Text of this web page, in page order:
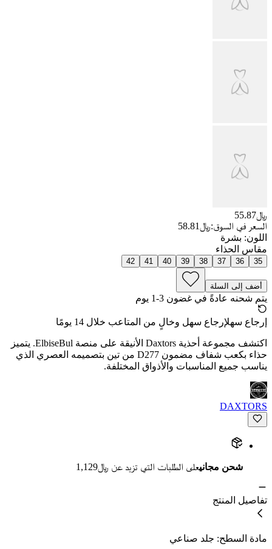
﷼55.87
السعر في السوق:﷼58.81
اللون: بشرة
مقاس الحذاء
35
36
37
38
39
40
41
42
أضف إلى السلة
يتم شحنه عادةً في غضون 3-1 يوم
إرجاع سهلإرجاع سهل وخالٍ من المتاعب خلال 14 يومًا
اكتشف مجموعة أحذية Daxtors الأنيقة على منصة ElbiseBul. يتميز
حذاء بكعب شفاف مضمون D277 من تين بتصميمه العصري الذي
يناسب جميع المناسبات والأذواق المختلفة.
DAXTORS
شحن مجانيعلى الطلبات التي تزيد عن ﷼1,129
تفاصيل المنتج
مادة السطح: جلد صناعي